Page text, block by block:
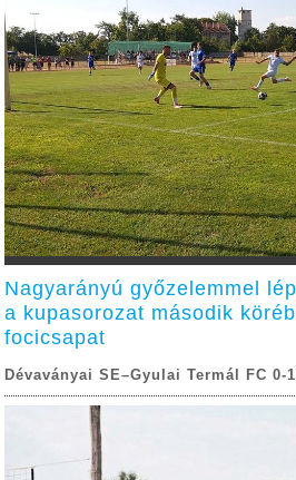
Nagyarányú győzelemmel
a kupasorozat második
focicsapat
Dévaványai SE–Gyulai Termál FC 0-